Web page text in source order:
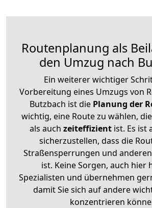
Routenplanung als
den Umzug nach
Ein weiterer wichtiger
Vorbereitung eines Umzugs von
Butzbach ist die Planung der
wichtig, eine Route zu wählen,
als auch zeiteffizientist. Es ist
sicherzustellen, dass die
Straßensperrungen und
ist. Keine Sorgen, auch hier
Spezialisten und übernehmen
damit Sie sich auf andere
konzentrieren